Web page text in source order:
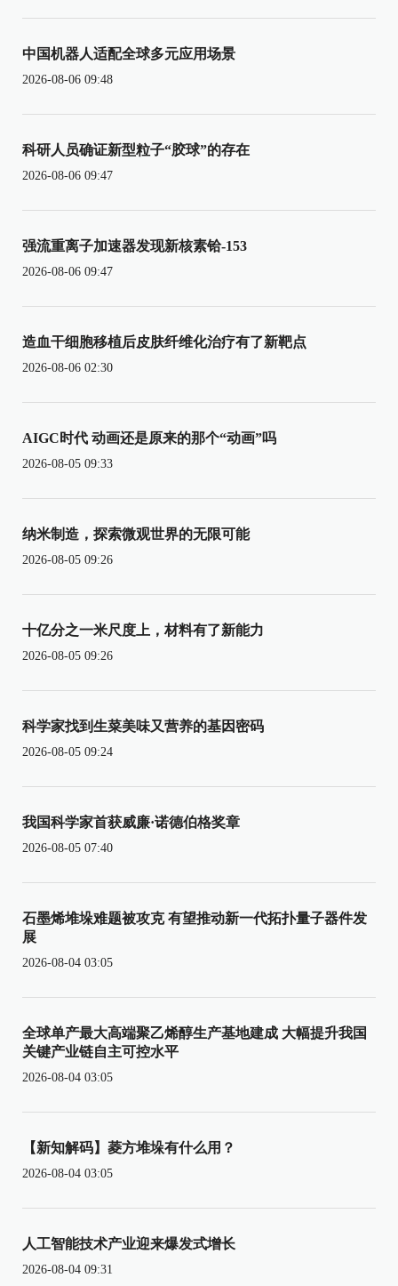
中国机器人适配全球多元应用场景
2026-08-06 09:48
科研人员确证新型粒子“胶球”的存在
2026-08-06 09:47
强流重离子加速器发现新核素铪-153
2026-08-06 09:47
造血干细胞移植后皮肤纤维化治疗有了新靶点
2026-08-06 02:30
AIGC时代 动画还是原来的那个“动画”吗
2026-08-05 09:33
纳米制造，探索微观世界的无限可能
2026-08-05 09:26
十亿分之一米尺度上，材料有了新能力
2026-08-05 09:26
科学家找到生菜美味又营养的基因密码
2026-08-05 09:24
我国科学家首获威廉·诺德伯格奖章
2026-08-05 07:40
石墨烯堆垛难题被攻克 有望推动新一代拓扑量子器件发
展
2026-08-04 03:05
全球单产最大高端聚乙烯醇生产基地建成 大幅提升我国
关键产业链自主可控水平
2026-08-04 03:05
【新知解码】菱方堆垛有什么用？
2026-08-04 03:05
人工智能技术产业迎来爆发式增长
2026-08-04 09:31